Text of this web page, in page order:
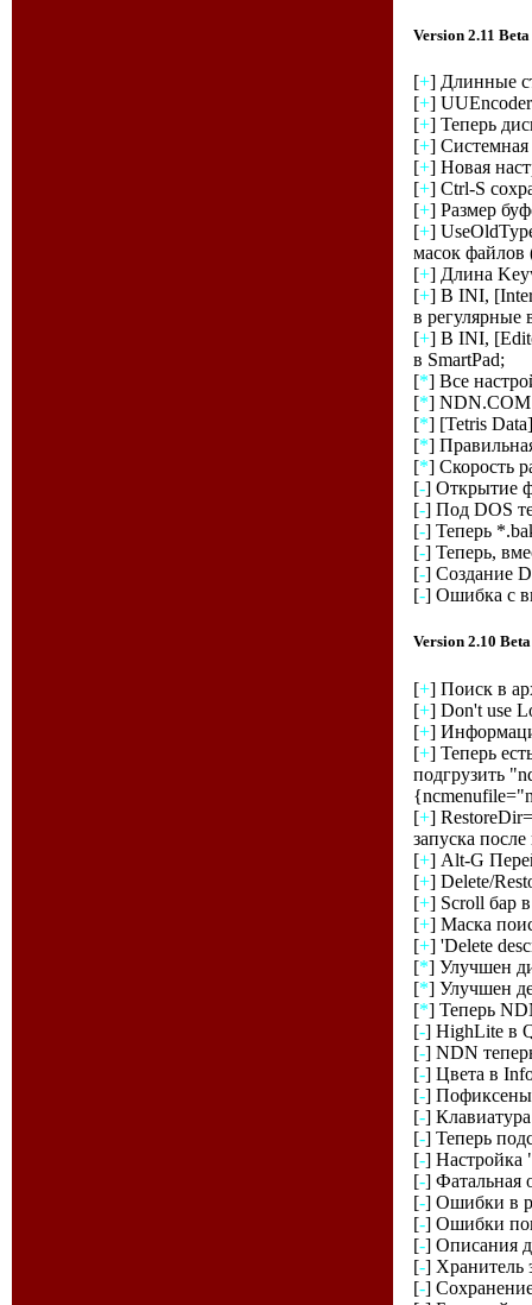
Version 2.11
[+] Длинные
[+]
[+] Теперь
[+] Системная
[+] Новая
[+] Ctrl-S
[+] Размер
[+]
масок файлов
[+] Длина
[+] В INI,
в регулярные
[+] В INI,
в SmartPad;
[*] Все
[*] NDN.COM
[*] [Tetris
[*]
[*] Скорость
[-] Открытие
[-] Под DOS
[-] Теперь
[-] Теперь,
[-] Создание
[-] Ошибка с
Version 2.10
[+] Поиск в
[+] Don't use
[+]
[+] Теперь
подгрузить
[+]
запуска
[+] Alt-G
[+] Delete/
[+] Scroll бар
[+] Маска
[+] 'Delete
[*] Улучшен
[*] Улучшен
[*] Теперь
[-] HighLite в
[-] NDN
[-] Цвета в
[-] Пофиксены
[-]
[-] Теперь
[-] Настройка
[-] Фатальная
[-] Ошибки в
[-] Ошибки
[-] Описания
[-] Хранитель
[-]